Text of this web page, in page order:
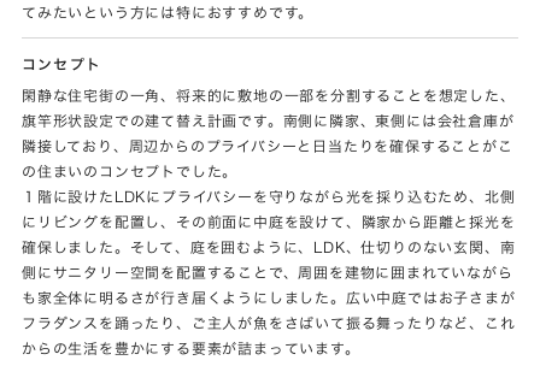
てみたいという方には特におすすめです。
コンセプト
閑静な住宅街の一角、将来的に敷地の一部を分割することを想定した、
旗竿形状設定での建て替え計画です。南側に隣家、東側には会社倉庫が
隣接しており、周辺からのプライバシーと日当たりを確保することがこ
の住まいのコンセプトでした。
１階に設けたLDKにプライバシーを守りながら光を採り込むため、北側
にリビングを配置し、その前面に中庭を設けて、隣家から距離と採光を
確保しました。そして、庭を囲むように、LDK、仕切りのない玄関、南
側にサニタリー空間を配置することで、周囲を建物に囲まれていながら
も家全体に明るさが行き届くようにしました。広い中庭ではお子さまが
フラダンスを踊ったり、ご主人が魚をさばいて振る舞ったりなど、これ
からの生活を豊かにする要素が詰まっています。